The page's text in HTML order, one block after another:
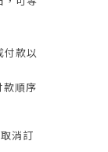
付款以
款順序
消訂